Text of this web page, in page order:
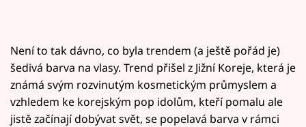
Není to tak dávno, co byla trendem (a ještě pořád je)
šedivá barva na vlasy. Trend přišel z Jižní Koreje, která je
známá svým rozvinutým kosmetickým průmyslem a
vzhledem ke korejským pop idolům, kteří pomalu ale
jistě začínají dobývat svět, se popelavá barva v rámci